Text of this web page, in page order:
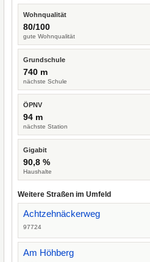
Wohnqualität
80/100
gute Wohnqualität
Grundschule
740 m
nächste Schule
ÖPNV
94 m
nächste Station
Gigabit
90,8 %
Haushalte
Weitere Straßen im Umfeld
Achtzehnäckerweg
97724
Am Höhberg